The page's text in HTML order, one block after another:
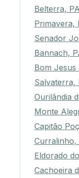
Belterra, PA
Primavera,
Senador
Bannach,
Bom Jesus
Salvaterra,
Ourilândia
Monte
Capitão
Curralinho,
Eldorado
Cachoeira